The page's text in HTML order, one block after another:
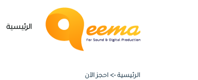
الرئيسية
الرئيسية -> احجز الآن